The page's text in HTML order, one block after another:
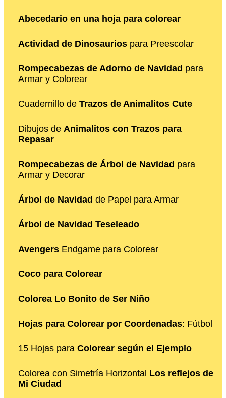
Abecedario en una hoja para colorear
Actividad de Dinosaurios para Preescolar
Rompecabezas de Adorno de Navidad para
Armar y Colorear
Cuadernillo de Trazos de Animalitos Cute
Dibujos de Animalitos con Trazos para
Repasar
Rompecabezas de Árbol de Navidad para
Armar y Decorar
Árbol de Navidad de Papel para Armar
Árbol de Navidad Teseleado
Avengers Endgame para Colorear
Coco para Colorear
Colorea Lo Bonito de Ser Niño
Hojas para Colorear por Coordenadas: Fútbol
15 Hojas para Colorear según el Ejemplo
Colorea con Simetría Horizontal Los reflejos de
Mi Ciudad